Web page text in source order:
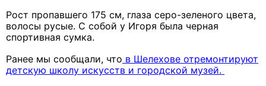
Рост пропавшего 175 см, глаза серо-зеленого цвета,
волосы русые. С собой у Игоря была черная
спортивная сумка.
Ранее мы сообщали, что в Шелехове отремонтируют
детскую школу искусств и городской музей.